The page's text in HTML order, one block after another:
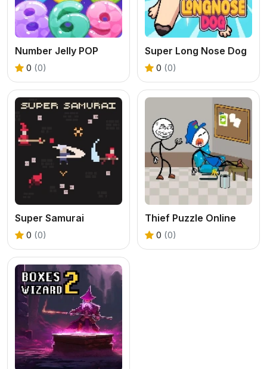
Number Jelly POP
0 (0)
Super Long Nose Dog
0 (0)
Super Samurai
0 (0)
Thief Puzzle Online
0 (0)